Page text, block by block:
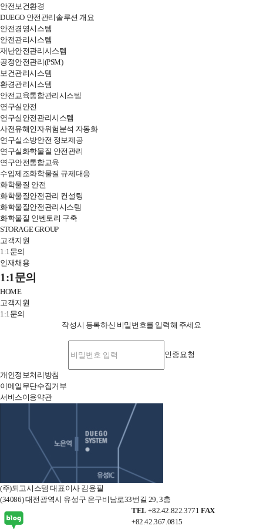
안전보건환경
DUEGO 안전관리솔루션 개요
안전경영시스템
안전관리시스템
재난안전관리시스템
공정안전관리(PSM)
보건관리시스템
환경관리시스템
안전교육통합관리시스템
연구실안전
연구실안전관리시스템
사전유해인자위험분석 자동화
연구실소방안전 정보제공
연구실화학물질 안전관리
연구안전통합교육
수입제조화학물질 규제대응
화학물질 안전
화학물질안전관리 컨설팅
화학물질안전관리시스템
화학물질 인벤토리 구축
STORAGE GROUP
고객지원
1:1문의
인재채용
전
메
뉴
닫
1:1문의
HOME
고객지원
1:1문의
작성시 등록하신 비밀번호를 입력해 주세요
인증요청
개인정보처리방침
이메일무단수집거부
서비스이용약관
(주)되고시스템 대표이사 김용필
(34086) 대전광역시 유성구 은구비남로33번길 29, 3층
TEL +82.42.822.3771 FAX
+82.42.367.0815